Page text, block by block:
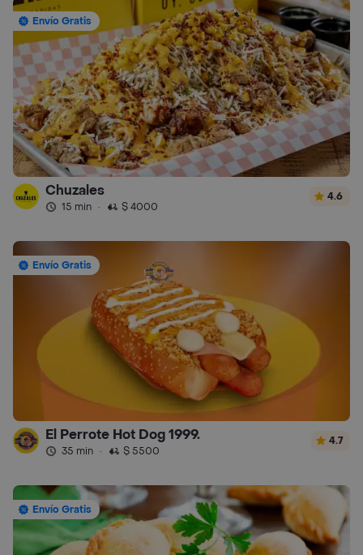
Envío Gratis
Chuzales
15 min · $ 4000
4.6
Envío Gratis
El Perrote Hot Dog 1999.
35 min · $ 5500
4.7
Envío Gratis